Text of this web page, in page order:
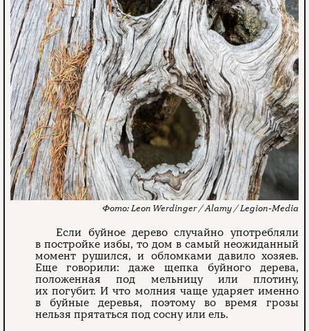
Leon Werdinger / Alamy / Legion-Media
Если буйное дерево случайно употребляли
в постройке избы, то дом в самый неожиданный
момент рушился, и обломками давило хозяев.
Еще говорили: даже щепка буйного дерева,
положенная под мельницу или плотину,
их погубит. И что молния чаще ударяет именно
в буйные деревья, поэтому во время грозы
нельзя прятаться под сосну или ель.